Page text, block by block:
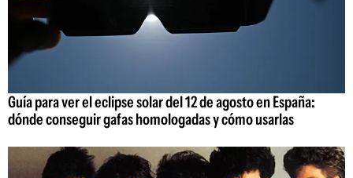
Guía para ver el eclipse solar del 12 de agosto en España:
dónde conseguir gafas homologadas y cómo usarlas